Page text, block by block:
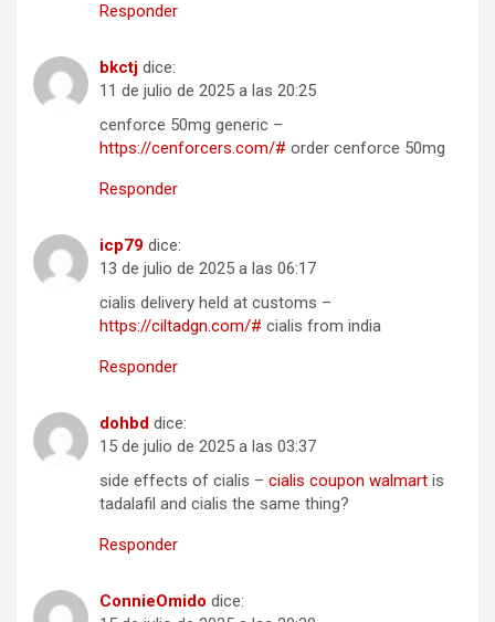
Responder
bkctj dice:
11 de julio de 2025 a las 20:25
cenforce 50mg generic –
https://cenforcers.com/# order cenforce 50mg
Responder
icp79 dice:
13 de julio de 2025 a las 06:17
cialis delivery held at customs –
https://ciltadgn.com/# cialis from india
Responder
dohbd dice:
15 de julio de 2025 a las 03:37
side effects of cialis – cialis coupon walmart is
tadalafil and cialis the same thing?
Responder
ConnieOmido dice: